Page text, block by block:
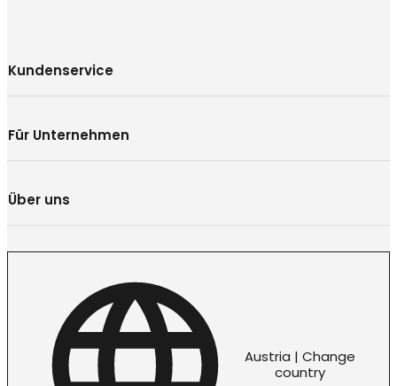
Kundenservice
Für Unternehmen
Über uns
Austria | Change
country